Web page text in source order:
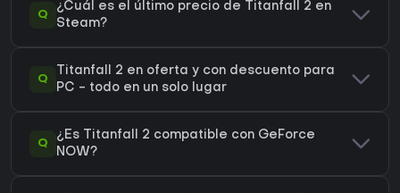
Q
¿Cuál es el último precio de Titanfall 2 en
Steam?
Q
Titanfall 2 en oferta y con descuento para
PC - todo en un solo lugar
Q
¿Es Titanfall 2 compatible con GeForce
NOW?